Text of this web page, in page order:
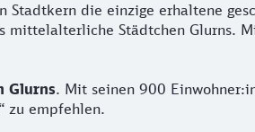
die einzige erhaltene
Städtchen Glurns.
Glurns. Mit seinen 900
zu empfehlen.